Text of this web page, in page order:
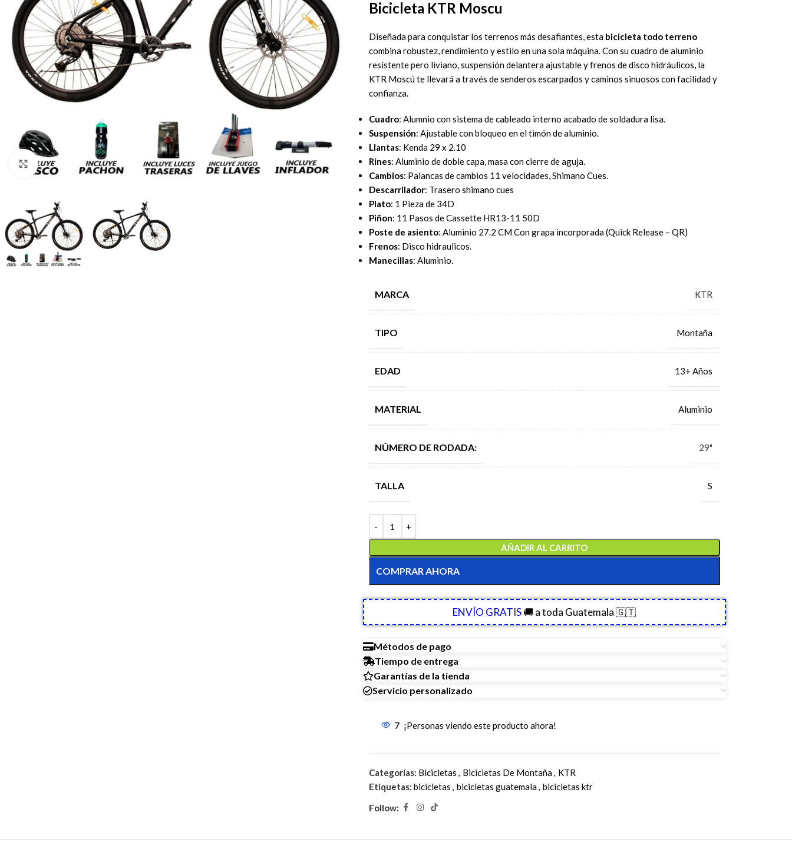
Q
1,595.00
Click to enlarge
Bicicleta KTR Moscu
Diseñada para conquistar los terrenos más desafiantes, esta bicicleta todo terreno
combina robustez, rendimiento y estilo en una sola máquina. Con su cuadro de aluminio
resistente pero liviano, suspensión delantera ajustable y frenos de disco hidráulicos, la
KTR Moscú te llevará a través de senderos escarpados y caminos sinuosos con facilidad y
confianza.
Cuadro: Alumnio con sistema de cableado interno acabado de soldadura lisa.
Suspensión: Ajustable con bloqueo en el timón de aluminio.
Llantas: Kenda 29 x 2.10
Rines: Aluminio de doble capa, masa con cierre de aguja.
Cambios: Palancas de cambios 11 velocidades, Shimano Cues.
Descarrilador: Trasero shimano cues
Plato: 1 Pieza de 34D
Piñon: 11 Pasos de Cassette HR13-11 50D
Poste de asiento: Aluminio 27.2 CM Con grapa incorporada (Quick Release – QR)
Frenos: Disco hidraulicos.
Manecillas: Aluminio.
MARCA KTR
TIPO Montaña
EDAD 13+ Años
MATERIAL Aluminio
NÚMERO DE RODADA: 29"
TALLA S
AÑADIR AL CARRITO
COMPRAR AHORA
ENVÍO GRATIS🚚 a toda Guatemala 🇬🇹
Métodos de pago
Tiempo de entrega
Garantías de la tienda
Servicio personalizado
7 ¡Personas viendo este producto ahora!
Categorías: Bicicletas , Bicicletas De Montaña, KTR
Etiquetas: bicicletas , bicicletas guatemala, bicicletas ktr
Follow: